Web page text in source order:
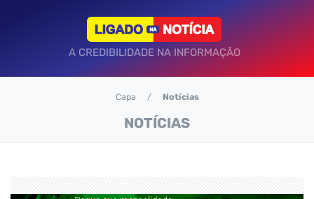
A CREDIBILIDADE NA INFORMAÇÃO
NOTÍCIAS
Capa Notícias